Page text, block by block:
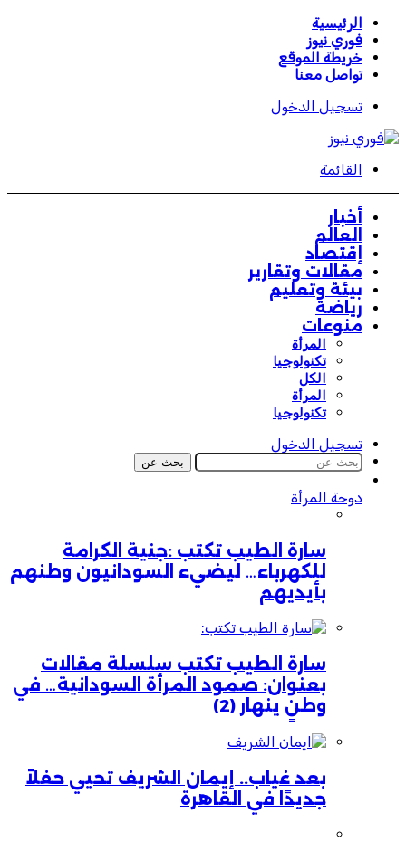
الرئيسية
فوري نيوز
خريطة الموقع
تواصل معنا
تسجيل الدخول
القائمة
أخبار
العالم
إقتصاد
مقالات وتقارير
بيئة وتعليم
رياضة
منوعات
المرأة
تكنولوجيا
الكل
المرأة
تكنولوجيا
تسجيل الدخول
بحث عن
دوحة المرأة
سارة الطيب تكتب :جنية الكرامة
للكهرباء… ليضيء السودانيون وطنهم
بأيديهم
سارة الطيب تكتب سلسلة مقالات
بعنوان: صمود المرأة السودانية… في
وطنٍ ينهار (2)
بعد غياب.. إيمان الشريف تحيي حفلاً
جديدًا في القاهرة